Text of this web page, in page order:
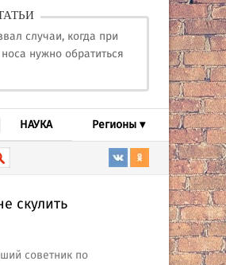
случаи, когда при
нужно обратиться
НАУКА Регионы ▾
скулить
советник по